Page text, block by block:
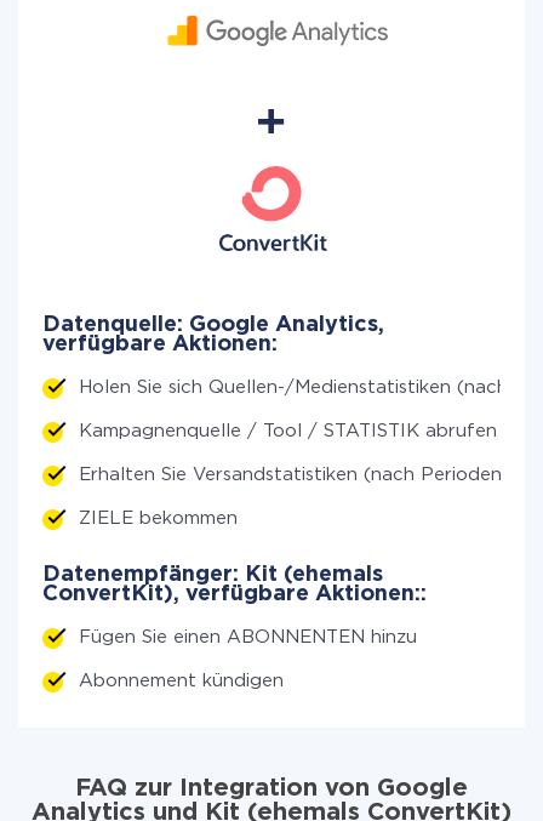
Datenquelle: Google Analytics,
verfügbare Aktionen:
Holen Sie sich Quellen-/Medienstatistiken (nach
Kampagnenquelle / Tool / STATISTIK abrufen
Erhalten Sie Versandstatistiken (nach Perioden)
ZIELE bekommen
Datenempfänger: Kit (ehemals
ConvertKit), verfügbare Aktionen::
Fügen Sie einen ABONNENTEN hinzu
Abonnement kündigen
FAQ zur Integration von Google
Analytics und Kit (ehemals ConvertKit)